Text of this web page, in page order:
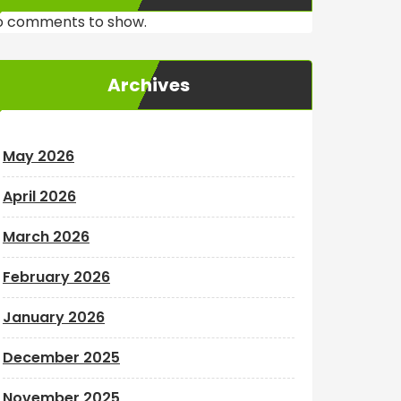
comments to show.
Archives
May 2026
April 2026
March 2026
February 2026
January 2026
December 2025